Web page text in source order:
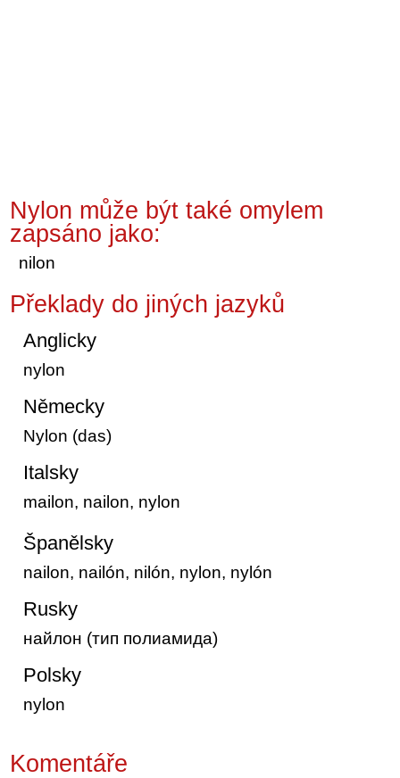
Nylon může být také omylem
zapsáno jako:
nilon
Překlady do jiných jazyků
Anglicky
nylon
Německy
Nylon (das)
Italsky
mailon, nailon, nylon
Španělsky
nailon, nailón, nilón, nylon, nylón
Rusky
найлон (тип полиамида)
Polsky
nylon
Komentáře